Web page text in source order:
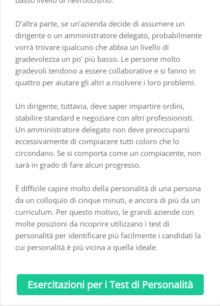
D’altra parte, se un’azienda decide di assumere un
dirigente o un amministratore delegato, probabilmente
vorrà trovare qualcuno che abbia un livello di
gradevolezza un po’ più basso. Le persone molto
gradevoli tendono a essere collaborative e si fanno in
quattro per aiutare gli altri a risolvere i loro problemi.
Un dirigente, tuttavia, deve saper impartire ordini,
stabilire standard e negoziare con altri professionisti.
Un amministratore delegato non deve preoccuparsi
eccessivamente di compiacere tutti coloro che lo
circondano. Se si comporta come un compiacente, non
sarà in grado di fare alcun progresso.
È difficile capire molto della personalità di una persona
da un colloquio di cinque minuti, e ancora di più da un
curriculum. Per questo motivo, le grandi aziende con
molte posizioni da ricoprire utilizzano i test di
personalità per identificare più facilmente i candidati la
cui personalità è più vicina a quella ideale.
Esercitazioni per i Test di Personalità